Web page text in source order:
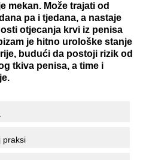
mekan. Može trajati od
pa i tjedana, a nastaje
otjecanja krvi iz penisa
je hitno urološke stanje
budući da postoji rizik od
tkiva penisa, a time i
praksi